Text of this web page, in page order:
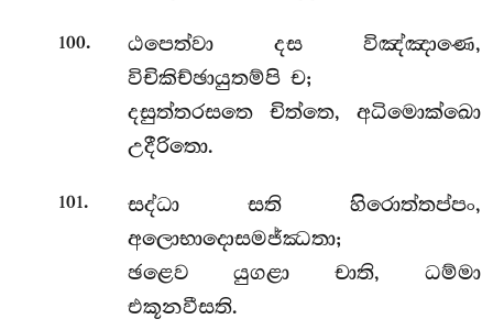
100.
ඨපෙත්වා දස විඤ්ඤාණෙ,
විචිකිච්ඡායුතම්පි ච;
දසුත්තරසතෙ චිත්තෙ, අධිමොක්ඛො
උදීරිතො.
101. සද්ධා සති හිරොත්තප්පං,
අලොභාදොසමජ්ඣතා;
ඡළෙව යුගළා චාති, ධම්මා
එකූනවීසති.